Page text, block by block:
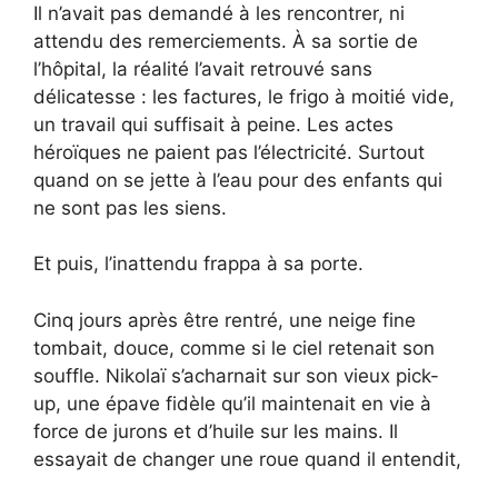
Il n’avait pas demandé à les rencontrer, ni
attendu des remerciements. À sa sortie de
l’hôpital, la réalité l’avait retrouvé sans
délicatesse : les factures, le frigo à moitié vide,
un travail qui suffisait à peine. Les actes
héroïques ne paient pas l’électricité. Surtout
quand on se jette à l’eau pour des enfants qui
ne sont pas les siens.
Et puis, l’inattendu frappa à sa porte.
Cinq jours après être rentré, une neige fine
tombait, douce, comme si le ciel retenait son
souffle. Nikolaï s’acharnait sur son vieux pick-
up, une épave fidèle qu’il maintenait en vie à
force de jurons et d’huile sur les mains. Il
essayait de changer une roue quand il entendit,